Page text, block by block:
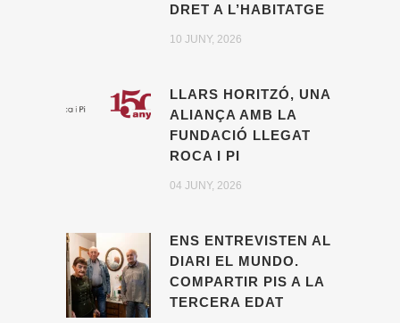
DRET A L’HABITATGE
10 JUNY, 2026
LLARS HORITZÓ, UNA
ALIANÇA AMB LA
FUNDACIÓ LLEGAT
ROCA I PI
04 JUNY, 2026
ENS ENTREVISTEN AL
DIARI EL MUNDO.
COMPARTIR PIS A LA
TERCERA EDAT